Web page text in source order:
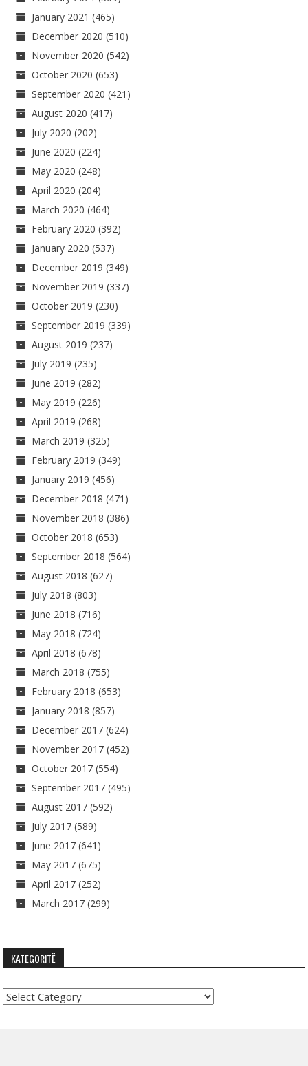
January 2021 (465)
December 2020 (510)
November 2020 (542)
October 2020 (653)
September 2020 (421)
August 2020 (417)
July 2020 (202)
June 2020 (224)
May 2020 (248)
April 2020 (204)
March 2020 (464)
February 2020 (392)
January 2020 (537)
December 2019 (349)
November 2019 (337)
October 2019 (230)
September 2019 (339)
August 2019 (237)
July 2019 (235)
June 2019 (282)
May 2019 (226)
April 2019 (268)
March 2019 (325)
February 2019 (349)
January 2019 (456)
December 2018 (471)
November 2018 (386)
October 2018 (653)
September 2018 (564)
August 2018 (627)
July 2018 (803)
June 2018 (716)
May 2018 (724)
April 2018 (678)
March 2018 (755)
February 2018 (653)
January 2018 (857)
December 2017 (624)
November 2017 (452)
October 2017 (554)
September 2017 (495)
August 2017 (592)
July 2017 (589)
June 2017 (641)
May 2017 (675)
April 2017 (252)
March 2017 (299)
KATEGORITË
Kategoritë